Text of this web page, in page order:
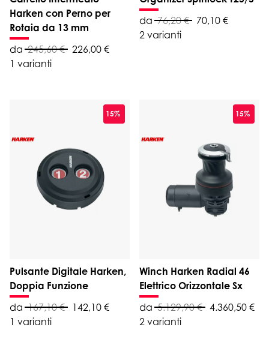
Harken con Perno per
Rotaia da 13 mm
da 245,60 € 226,00 €
1 varianti
da 76,20 €
70,10 €
2 varianti
15%
Pulsante Digitale Harken,
Doppia Funzione
da 167,10 €
142,10 €
1 varianti
15%
Winch Harken Radial 46
Elettrico Orizzontale Sx
da 5.129,90 € 4.360,50 €
2 varianti